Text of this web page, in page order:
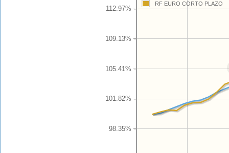
98.35%
101.82%
105.41%
109.13%
112.97%
RF EURO CORTO PLAZO